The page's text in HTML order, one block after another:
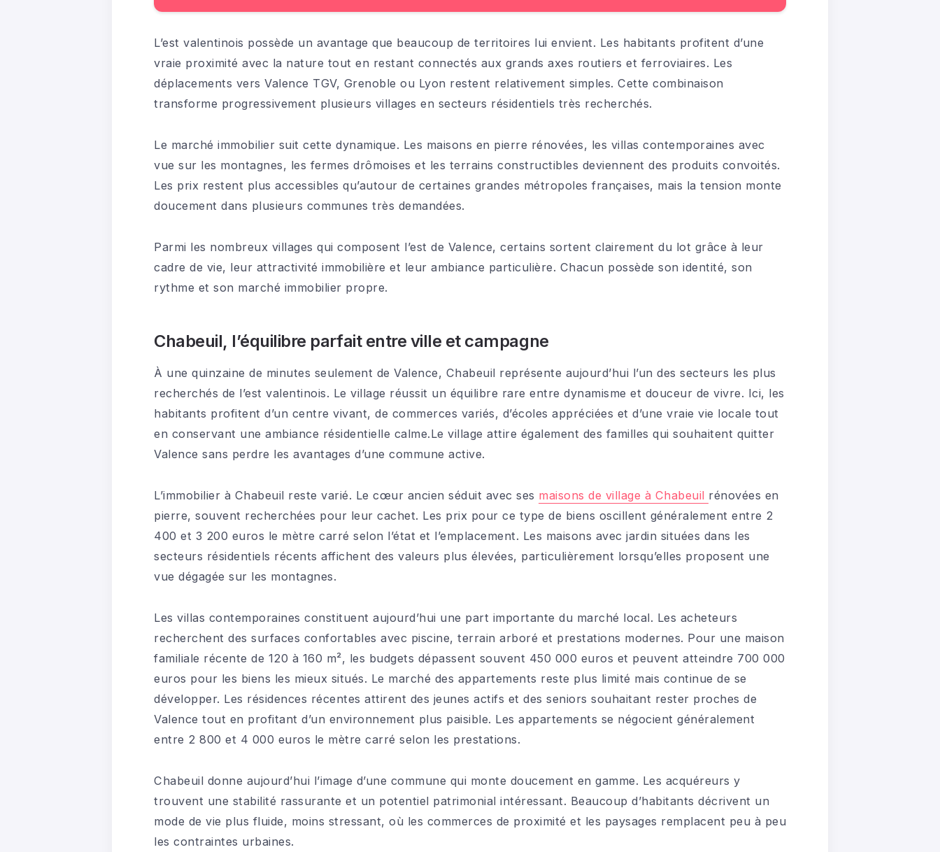
L’est valentinois possède un avantage que beaucoup de territoires lui envient. Les habitants profitent d’une
vraie proximité avec la nature tout en restant connectés aux grands axes routiers et ferroviaires. Les
déplacements vers Valence TGV, Grenoble ou Lyon restent relativement simples. Cette combinaison
transforme progressivement plusieurs villages en secteurs résidentiels très recherchés.
Le marché immobilier suit cette dynamique. Les maisons en pierre rénovées, les villas contemporaines avec
vue sur les montagnes, les fermes drômoises et les terrains constructibles deviennent des produits convoités.
Les prix restent plus accessibles qu’autour de certaines grandes métropoles françaises, mais la tension monte
doucement dans plusieurs communes très demandées.
Parmi les nombreux villages qui composent l’est de Valence, certains sortent clairement du lot grâce à leur
cadre de vie, leur attractivité immobilière et leur ambiance particulière. Chacun possède son identité, son
rythme et son marché immobilier propre.
Chabeuil, l’équilibre parfait entre ville et campagne
À une quinzaine de minutes seulement de Valence, Chabeuil représente aujourd’hui l’un des secteurs les plus
recherchés de l’est valentinois. Le village réussit un équilibre rare entre dynamisme et douceur de vivre. Ici, les
habitants profitent d’un centre vivant, de commerces variés, d’écoles appréciées et d’une vraie vie locale tout
en conservant une ambiance résidentielle calme.Le village attire également des familles qui souhaitent quitter
Valence sans perdre les avantages d’une commune active.
L’immobilier à Chabeuil reste varié. Le cœur ancien séduit avec ses maisons de village à Chabeuil rénovées en
pierre, souvent recherchées pour leur cachet. Les prix pour ce type de biens oscillent généralement entre 2
400 et 3 200 euros le mètre carré selon l’état et l’emplacement. Les maisons avec jardin situées dans les
secteurs résidentiels récents affichent des valeurs plus élevées, particulièrement lorsqu’elles proposent une
vue dégagée sur les montagnes.
Les villas contemporaines constituent aujourd’hui une part importante du marché local. Les acheteurs
recherchent des surfaces confortables avec piscine, terrain arboré et prestations modernes. Pour une maison
familiale récente de 120 à 160 m², les budgets dépassent souvent 450 000 euros et peuvent atteindre 700 000
euros pour les biens les mieux situés. Le marché des appartements reste plus limité mais continue de se
développer. Les résidences récentes attirent des jeunes actifs et des seniors souhaitant rester proches de
Valence tout en profitant d’un environnement plus paisible. Les appartements se négocient généralement
entre 2 800 et 4 000 euros le mètre carré selon les prestations.
Chabeuil donne aujourd’hui l’image d’une commune qui monte doucement en gamme. Les acquéreurs y
trouvent une stabilité rassurante et un potentiel patrimonial intéressant. Beaucoup d’habitants décrivent un
mode de vie plus fluide, moins stressant, où les commerces de proximité et les paysages remplacent peu à peu
les contraintes urbaines.